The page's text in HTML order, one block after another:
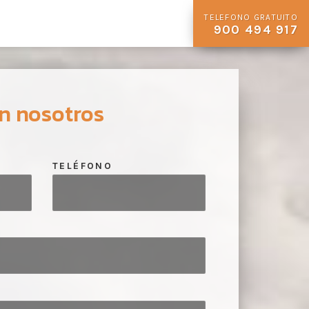
TELEFONO GRATUITO
900 494 917
nosotros
TELÉFONO